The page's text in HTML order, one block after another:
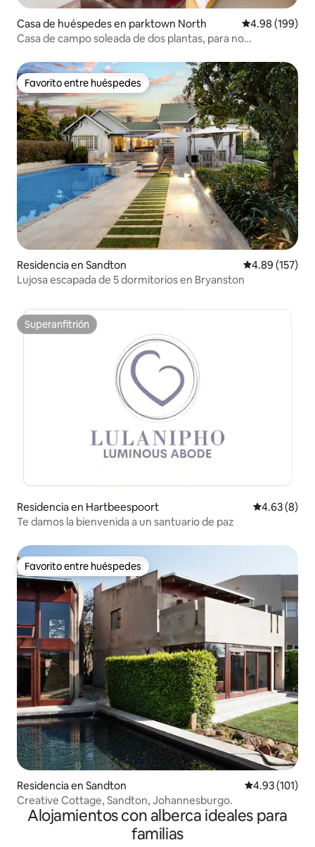
Casa de huéspedes en parktown North Calificación
4.98 (199)
Casa de campo soleada de dos plantas, para no
Favorito entre huéspedes
Favorito entre huéspedes
Residencia en Sandton Calificación
4.89 (157)
Lujosa escapada de 5 dormitorios en Bryanston
Superanfitrión
Superanfitrión
Residencia en Hartbeespoort Calificación
4.63 (8)
Te damos la bienvenida a un santuario de paz
Favorito entre huéspedes
Favorito entre huéspedes
Residencia en Sandton Calificación
4.93 (101)
Creative Cottage, Sandton, Johannesburgo.
Alojamientos con alberca ideales para
familias